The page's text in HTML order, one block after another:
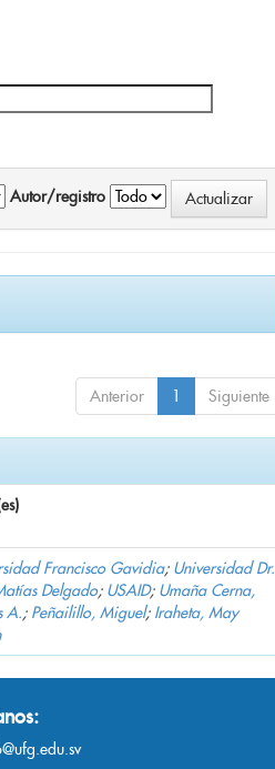
Autor/registro
Anterior 1 Siguiente
Francisco Gavidia; Universidad Dr.
Delgado; USAID; Umaña Cerna,
A.; Peñailillo, Miguel; Iraheta, May